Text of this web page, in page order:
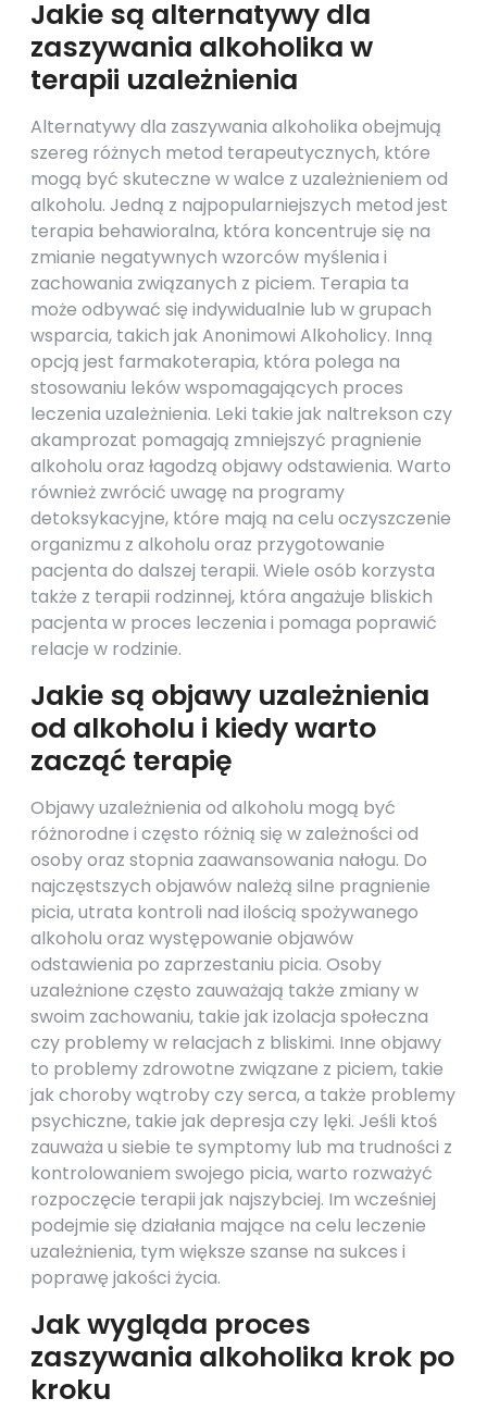
Jakie są alternatywy dla
zaszywania alkoholika w
terapii uzależnienia
Alternatywy dla zaszywania alkoholika obejmują
szereg różnych metod terapeutycznych, które
mogą być skuteczne w walce z uzależnieniem od
alkoholu. Jedną z najpopularniejszych metod jest
terapia behawioralna, która koncentruje się na
zmianie negatywnych wzorców myślenia i
zachowania związanych z piciem. Terapia ta
może odbywać się indywidualnie lub w grupach
wsparcia, takich jak Anonimowi Alkoholicy. Inną
opcją jest farmakoterapia, która polega na
stosowaniu leków wspomagających proces
leczenia uzależnienia. Leki takie jak naltrekson czy
akamprozat pomagają zmniejszyć pragnienie
alkoholu oraz łagodzą objawy odstawienia. Warto
również zwrócić uwagę na programy
detoksykacyjne, które mają na celu oczyszczenie
organizmu z alkoholu oraz przygotowanie
pacjenta do dalszej terapii. Wiele osób korzysta
także z terapii rodzinnej, która angażuje bliskich
pacjenta w proces leczenia i pomaga poprawić
relacje w rodzinie.
Jakie są objawy uzależnienia
od alkoholu i kiedy warto
zacząć terapię
Objawy uzależnienia od alkoholu mogą być
różnorodne i często różnią się w zależności od
osoby oraz stopnia zaawansowania nałogu. Do
najczęstszych objawów należą silne pragnienie
picia, utrata kontroli nad ilością spożywanego
alkoholu oraz występowanie objawów
odstawienia po zaprzestaniu picia. Osoby
uzależnione często zauważają także zmiany w
swoim zachowaniu, takie jak izolacja społeczna
czy problemy w relacjach z bliskimi. Inne objawy
to problemy zdrowotne związane z piciem, takie
jak choroby wątroby czy serca, a także problemy
psychiczne, takie jak depresja czy lęki. Jeśli ktoś
zauważa u siebie te symptomy lub ma trudności z
kontrolowaniem swojego picia, warto rozważyć
rozpoczęcie terapii jak najszybciej. Im wcześniej
podejmie się działania mające na celu leczenie
uzależnienia, tym większe szanse na sukces i
poprawę jakości życia.
Jak wygląda proces
zaszywania alkoholika krok po
kroku